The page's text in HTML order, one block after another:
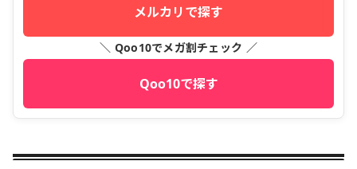
メルカリで探す
＼ Qoo10でメガ割チェック ／
Qoo10で探す